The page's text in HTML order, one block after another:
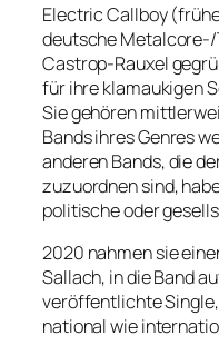
Electric Callboy
deutsche Metalcore-/
Castrop-Rauxel
für ihre klamaukigen
Sie gehören
Bands ihres Genres
anderen Bands, die
zuzuordnen sind,
politische oder
2020 nahmen sie
Sallach, in die Band
veröffentlichte
national wie